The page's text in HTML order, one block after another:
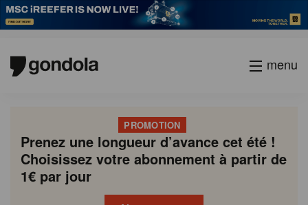
menu
PROMOTION
Prenez une longueur d’avance cet été !
Choisissez votre abonnement à partir de
1€ par jour